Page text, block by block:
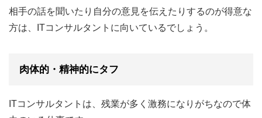
相手の話を聞いたり自分の意見を伝えたりするのが得意な
方は、ITコンサルタントに向いているでしょう。
肉体的・精神的にタフ
ITコンサルタントは、残業が多く激務になりがちなので体